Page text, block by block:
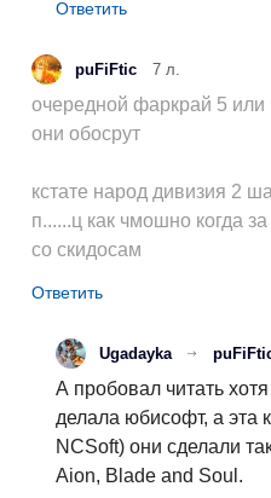
puFiFtic 7 л.
очередной фаркрай 5 или
они обосрут
кстате народ дивизия 2
п......ц как чмошно когда
со скидосам
Ugadayka
А пробовал читать
делала юбисофт, а эта
NCSoft) они сделали
Aion, Blade and Soul.